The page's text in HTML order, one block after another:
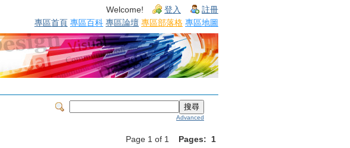
Welcome! 登入 註冊
專區首頁 專區百科 專區論壇 專區部落格 專區地圖
Advanced
Page 1 of 1 Pages: 1